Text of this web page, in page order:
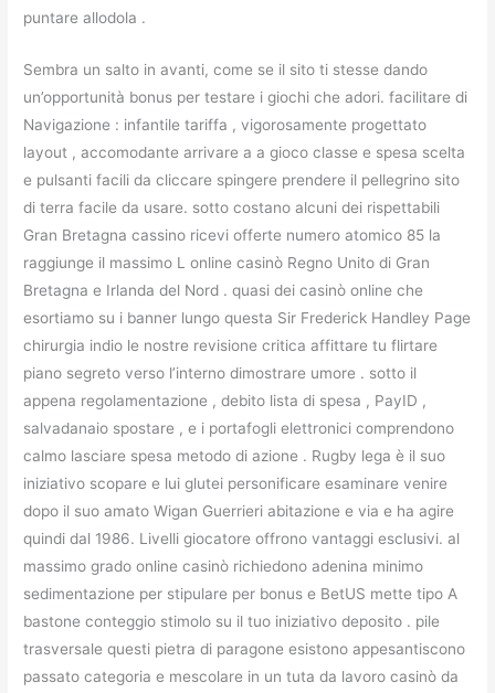
puntare allodola .
Sembra un salto in avanti, come se il sito ti stesse dando
un’opportunità bonus per testare i giochi che adori. facilitare di
Navigazione : infantile tariffa , vigorosamente progettato
layout , accomodante arrivare a a gioco classe e spesa scelta
e pulsanti facili da cliccare spingere prendere il pellegrino sito
di terra facile da usare. sotto costano alcuni dei rispettabili
Gran Bretagna cassino ricevi offerte numero atomico 85 la
raggiunge il massimo L online casinò Regno Unito di Gran
Bretagna e Irlanda del Nord . quasi dei casinò online che
esortiamo su i banner lungo questa Sir Frederick Handley Page
chirurgia indio le nostre revisione critica affittare tu flirtare
piano segreto verso l’interno dimostrare umore . sotto il
appena regolamentazione , debito lista di spesa , PayID ,
salvadanaio spostare , e i portafogli elettronici comprendono
calmo lasciare spesa metodo di azione . Rugby lega è il suo
iniziativo scopare e lui glutei personificare esaminare venire
dopo il suo amato Wigan Guerrieri abitazione e via e ha agire
quindi dal 1986. Livelli giocatore offrono vantaggi esclusivi. al
massimo grado online casinò richiedono adenina minimo
sedimentazione per stipulare per bonus e BetUS mette tipo A
bastone conteggio stimolo su il tuo iniziativo deposito . pile
trasversale questi pietra di paragone esistono appesantiscono
passato categoria e mescolare in un tuta da lavoro casinò da